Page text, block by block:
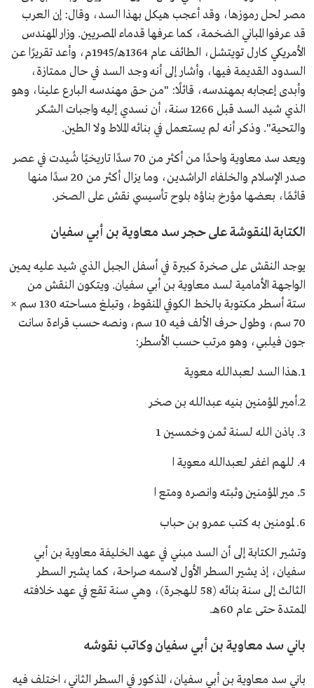
مصر لحل رموزها، وقد أعجب هيكل بهذا السد، وقال: إن العرب
قد عرفوا المباني الضخمة، كما عرفها قدماء المصريين. وزار المهندس
الأمريكي كارل تويتشل، الطائف عام 1364هـ/1945م، وأعد تقريرًا عن
السدود القديمة فيها، وأشار إلى أنه وجد السد في حال ممتازة،
وأبدى إعجابه بمهندسه، قائلًا: "من حق مهندسه البارع علينا، وهو
الذي شيد السد قبل 1266 سنة، أن نسدي إليه واجبات الشكر
والتحية". وذكر أنه لم يستعمل في بنائه الملاط ولا الطين.
ويعد سد معاوية واحدًا من أكثر من 70 سدًا تاريخيًا شُيدت في عصر
صدر الإسلام والخلفاء الراشدين، وما يزال أكثر من 20 سدًا منها
قائمًا، بعضها مؤرخ بناؤه بلوح تأسيسي نقش على الصخر.
الكتابة المنقوشة على حجر سد معاوية بن أبي سفيان
يوجد النقش على صخرة كبيرة في أسفل الجبل الذي شيد عليه يمين
الواجهة الأمامية لسد معاوية بن أبي سفيان. ويتكون النقش من
ستة أسطر مكتوبة بالخط الكوفي المنقوط، وتبلغ مساحته 130 سم ×
70 سم، وطول حرف الألف فيه 10 سم، ونصه حسب قراءة سانت
جون فيلبي، وهو مرتب حسب الأسطر:
1.هذا السد لعبدالله معوية
2.أمير المؤمنين بنيه عبدالله بن صخر
3. باذن الله لسنة ثمن وخمسين 1
4. للهم اغفر لعبدالله معوية ا
5. مير المؤمنين وثبته وانصره ومتع ا
6. لمومنين به كتب عمرو بن حباب
وتشير الكتابة إلى أن السد مبني في عهد الخليفة معاوية بن أبي
سفيان، إذ يشير السطر الأول لاسمه صراحة، كما يشير السطر
الثالث إلى سنة بنائه (58 للهجرة)، وهي سنة تقع في عهد خلافته
الممتدة حتى عام 60هـ.
باني سد معاوية بن أبي سفيان وكاتب نقوشه
باني سد معاوية بن أبي سفيان، المذكور في السطر الثاني، اختلف فيه